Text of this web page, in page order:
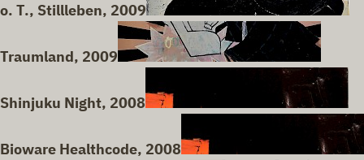
o. T., Stillleben, 2009
Traumland, 2009
Shinjuku Night, 2008
Bioware Healthcode, 2008